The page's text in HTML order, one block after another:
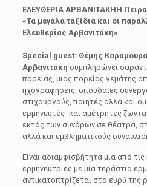
ΕΛΕΥΘΕΡΙΑ ΑΡΒΑΝΙΤΑΚΗΗ
«Τα μεγάλα ταξίδια και οι
Ελευθερίας Αρβανιτάκη»
Special guest: Θέμης
Αρβανιτάκη συμπληρώνει
πορείας, μιας πορείας γεμάτης
ηχογραφήσεις, σπουδαίες
στιχουργούς, ποιητές αλλά και
ερμηνευτές- και αμέτρητες
εκτός των συνόρων σε θέατρα,
αλλά και εμβληματικούς
Είναι αδιαμφισβήτητα μια από
ερμηνεύτριες με μια τεράστια
αντικατοπτρίζεται στο ευρύ της